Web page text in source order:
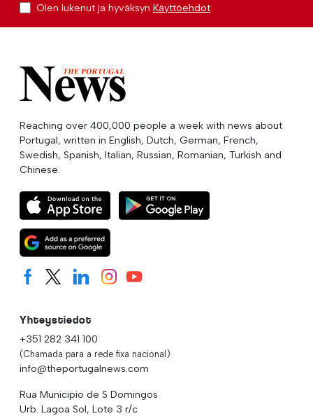
Olen lukenut ja hyväksyn Käyttöehdot
Reaching over 400,000 people a week with news about
Portugal, written in English, Dutch, German, French,
Swedish, Spanish, Italian, Russian, Romanian, Turkish and
Chinese.
Yhteystiedot
+351 282 341 100
(Chamada para a rede fixa nacional)
info@theportugalnews.com
Rua Municipio de S Domingos
Urb. Lagoa Sol, Lote 3 r/c